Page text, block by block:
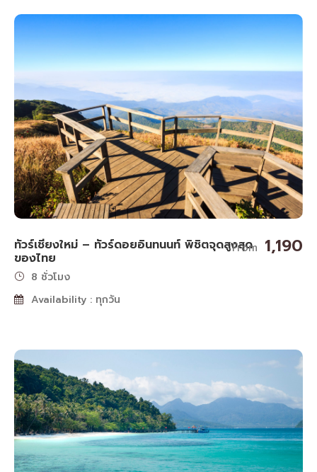
ทัวร์เชียงใหม่ – ทัวร์ดอยอินทนนท์ พิชิตจุดสูงสุด
ของไทย
From 1,190
8 ชั่วโมง
Availability : ทุกวัน